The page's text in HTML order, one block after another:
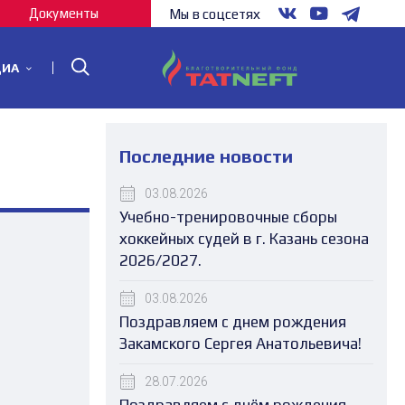
Документы Мы в соцсетях
Последние новости
03.08.2026
Учебно-тренировочные сборы
хоккейных судей в г. Казань сезона
2026/2027.
03.08.2026
Поздравляем с днем рождения
Закамского Сергея Анатольевича!
28.07.2026